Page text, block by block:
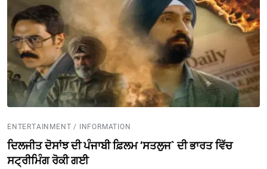
ENTERTAINMENT / INFORMATION
ਦਿਲਜੀਤ ਦੋਸਾਂਝ ਦੀ ਪੰਜਾਬੀ ਫ਼ਿਲਮ ‘ਸਤਲੁਜ` ਦੀ ਭਾਰਤ ਵਿੱਚ
ਸਟ੍ਰੀਮਿੰਗ ਰੋਕੀ ਗਈ